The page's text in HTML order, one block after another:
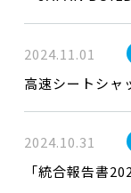
2024.11.01
高速シートシャ
2024.10.31
「統合報告書